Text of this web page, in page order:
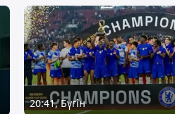
20:41, Бүгін